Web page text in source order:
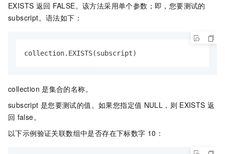
EXISTS 返回 FALSE。该方法采用单个参数；即，您要测试的
subscript。语法如下：
collection.EXISTS(subscript)
collection 是集合的名称。
subscript 是您要测试的值。如果您指定值 NULL，则 EXISTS 返
回 false。
以下示例验证关联数组中是否存在下标数字 10：